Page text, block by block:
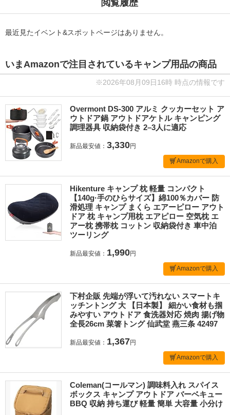
閲覧履歴
最近見たイベント&スポットページはありません。
いまAmazonで注目されているキャンプ用品の商品
※2026年08月09日16時 時点の情報です
Overmont DS-300 アルミ クッカーセット ア
ウトドア鍋 アウトドアケトル キャンピング
調理器具 収納袋付き 2–3人に適応
新品最安値： 3,330円
Amazonで購入
Hikenture キャンプ 枕 軽量 コンパクト
【140g·手のひらサイズ】綿100％カバー 防
滑処理 キャンプ まくら エアーピロー アウト
ドア 枕 キャンプ用枕 エアピロー 空気枕 エ
アー枕 携帯枕 コットン 収納袋付き 車中泊
ツーリング
新品最安値： 1,990円
Amazonで購入
下村企販 先端が浮いて汚れない スマートキ
ッチントング 大 【日本製】 細かい食材も掴
みやすい アウトドア 食洗器対応 焼肉 揚げ物
全長26cm 菜箸トング 仙武堂 燕三条 42497
新品最安値： 1,367円
Amazonで購入
Coleman(コールマン) 調味料入れ スパイス
ボックス キャンプ アウトドア バーベキュー
BBQ 収納 持ち運び 軽量 簡単 大容量 小分け